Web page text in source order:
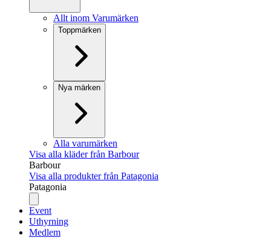
Allt inom Varumärken
Toppmärken
Nya märken
Alla varumärken
Visa alla kläder från Barbour
Barbour
Visa alla produkter från Patagonia
Patagonia
Event
Uthyrning
Medlem